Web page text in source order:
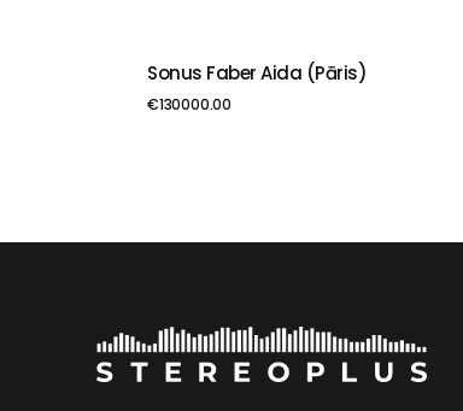
PIEVIENOT GROZAM
Sonus Faber Aida (pāris)
€130000.00